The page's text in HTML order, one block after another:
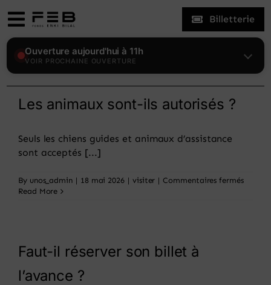
to
Ouverture aujourd'hui à 11h
VOIR PROCHAINE OUVERTURE
Toggle
Navigation
Expositions
Le Fonds
Mon compte
Billetterie
Les animaux sont-ils autorisés ?
Seuls les chiens guides et animaux d’assistance
sont acceptés [...]
By unos_admin | 18 mai 2026 | visiter | Commentaires ferméssur
Read More
Faut-il réserver son billet à
l’avance ?